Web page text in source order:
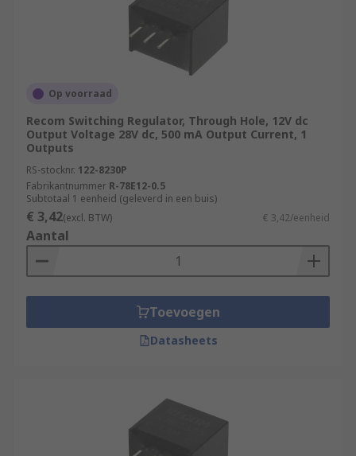
Op voorraad
Recom Switching Regulator, Through Hole, 12V dc
Output Voltage 28V dc, 500 mA Output Current, 1
Outputs
RS-stocknr. 122-8230P
Fabrikantnummer R-78E12-0.5
Subtotaal 1 eenheid (geleverd in een buis)
€ 3,42(excl. BTW) € 3,42/eenheid
Aantal
Toevoegen
Datasheets